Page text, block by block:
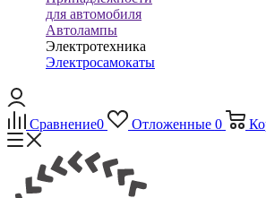
для автомобиля
Автолампы
Электротехника
Электросамокаты
Сравнение0 Отложенные 0